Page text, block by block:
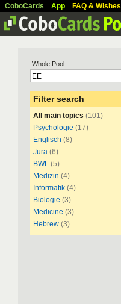
CoboCards App FAQ & Wishes
Whole Pool
Filter search
All main topics (101)
Psychologie (17)
Englisch (8)
Jura (6)
BWL (5)
Medizin (4)
Informatik (4)
Biologie (3)
Medicine (3)
Hebrew (3)